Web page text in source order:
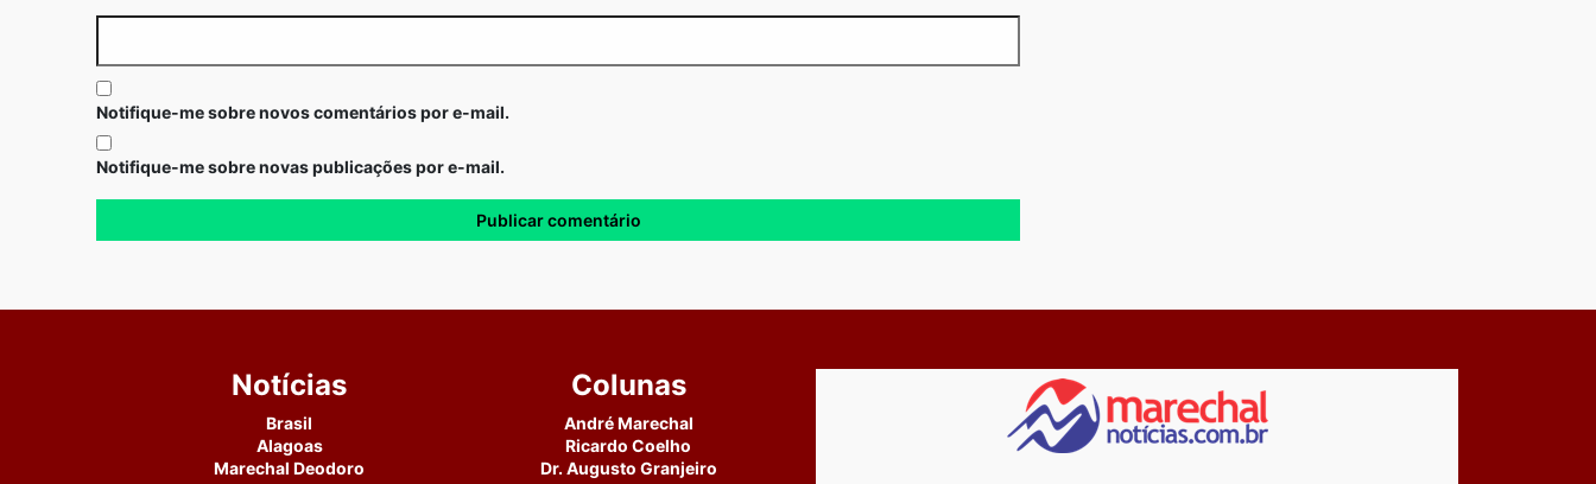
Notifique-me sobre novos comentários por e-mail.
Notifique-me sobre novas publicações por e-mail.
Notícias
Brasil
Alagoas
Marechal Deodoro
Colunas
André Marechal
Ricardo Coelho
Dr. Augusto Granjeiro